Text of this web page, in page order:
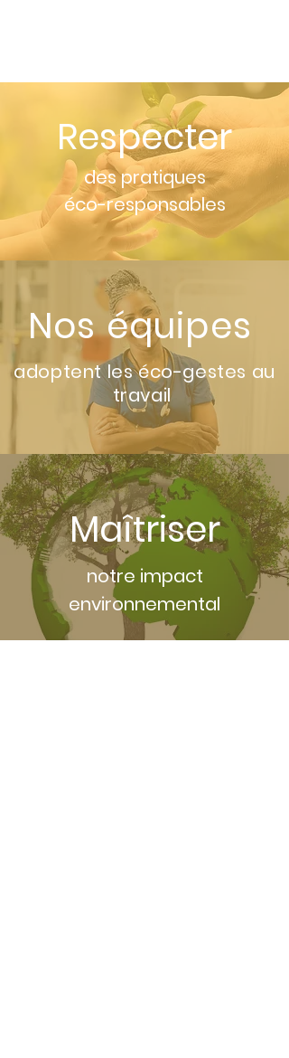
Respecter
des pratiques
éco-responsables
Nos équipes
adoptent les éco-gestes au
travail
Maîtriser
notre impact
environnemental